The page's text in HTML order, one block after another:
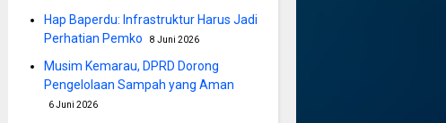
Hap Baperdu: Infrastruktur Harus Jadi
Perhatian Pemko
8 Juni 2026
Musim Kemarau, DPRD Dorong
Pengelolaan Sampah yang Aman
6 Juni 2026